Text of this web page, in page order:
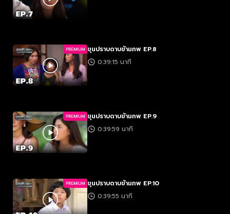
PREMIUM ขุนปราบดาบข้ามภพ EP.8
0:39:15 นาที
PREMIUM ขุนปราบดาบข้ามภพ EP.9
0:39:59 นาที
PREMIUM ขุนปราบดาบข้ามภพ EP.10
0:39:55 นาที